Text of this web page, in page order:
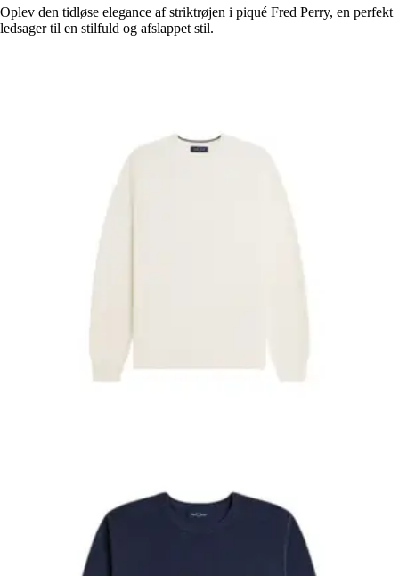
Oplev den tidløse elegance af striktrøjen i piqué Fred Perry, en perfekt
ledsager til en stilfuld og afslappet stil.